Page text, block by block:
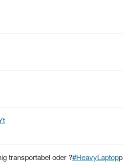
transportabel oder ?#HeavyLaptopp